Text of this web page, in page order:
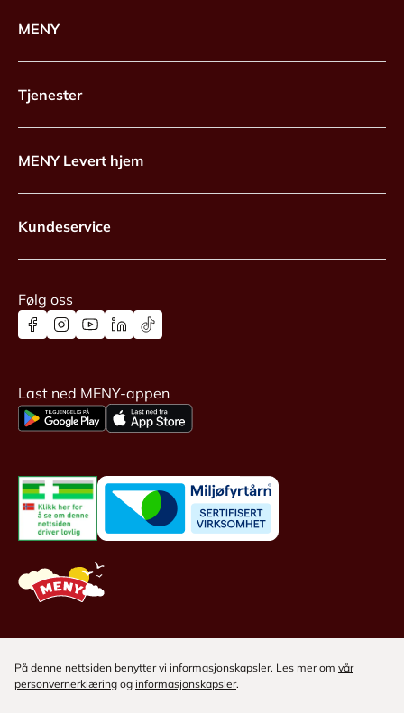
MENY
Tjenester
MENY Levert hjem
Kundeservice
Følg oss
Last ned MENY-appen
På denne nettsiden benytter vi informasjonskapsler. Les mer om vår
personvernerklæring og informasjonskapsler.